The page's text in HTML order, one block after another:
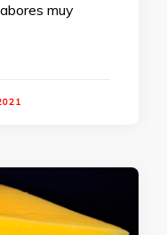
muy